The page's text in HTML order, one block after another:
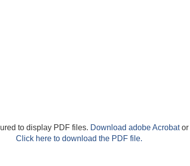
to display PDF files. Download adobe Acrobator
Click here to download the PDF file.